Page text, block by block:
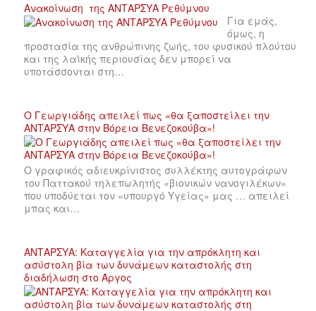
Ανακοίνωση της ΑΝΤΑΡΣΥΑ Ρεθύμνου
Για εμάς,
όμως, η
προστασία της ανθρώπινης ζωής, του φυσικού πλούτου
και της λαϊκής περιουσίας δεν μπορεί να
υποτάσσονται στη…
Ο Γεωργιάδης απειλεί πως «θα ξαποστείλει την
ΑΝΤΑΡΣΥΑ στην Βόρεια Βενεζοκούβα»!
Ο γραφικός αδιευκρίνιστος συλλέκτης αυτογράφων
του Παττακού τηλεπωλητής «βιονικών νανογιλέκων»
που υποδύεται τον «υπουργό Υγείας» μας … απειλεί
μπας και…
ΑΝΤΑΡΣΥΑ: Καταγγελία για την απρόκλητη και
ασύστολη βία των δυνάμεων καταστολής στη
διαδήλωση στο Άργος